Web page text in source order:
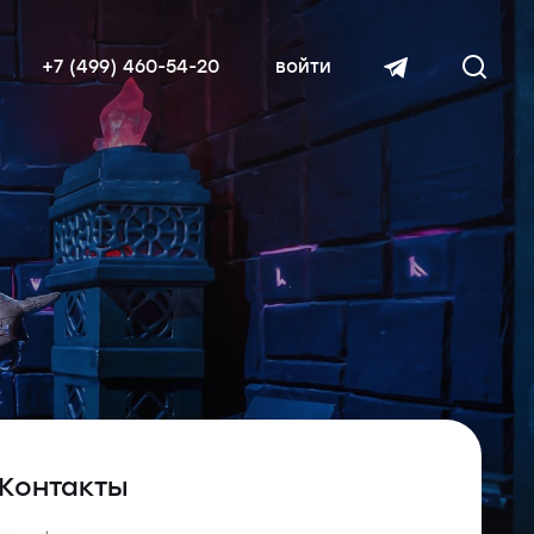
читать далее
+7 (499) 460-54-20 войти
Контакты